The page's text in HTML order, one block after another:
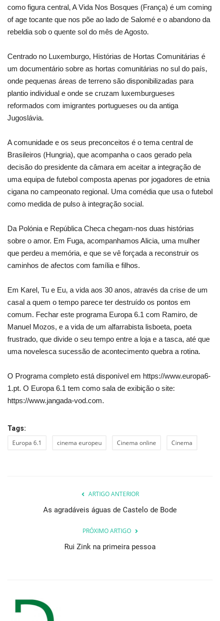
como figura central, A Vida Nos Bosques (França) é um coming
of age tocante que nos põe ao lado de Salomé e o abandono da
rebeldia sob o quente sol do mês de Agosto.
Centrado no Luxemburgo, Histórias de Hortas Comunitárias é
um documentário sobre as hortas comunitárias no sul do país,
onde pequenas áreas de terreno são disponibilizadas para
plantio individual e onde se cruzam luxemburgueses
reformados com imigrantes portugueses ou da antiga
Jugoslávia.
A comunidade e os seus preconceitos é o tema central de
Brasileiros (Hungria), que acompanha o caos gerado pela
decisão do presidente da câmara em aceitar a integração de
uma equipa de futebol composta apenas por jogadores de etnia
cigana no campeonato regional. Uma comédia que usa o futebol
como medida de pulso à integração social.
Da Polónia e República Checa chegam-nos duas histórias
sobre o amor. Em Fuga, acompanhamos Alicia, uma mulher
que perdeu a memória, e que se vê forçada a reconstruir os
caminhos de afectos com família e filhos.
Em Karel, Tu e Eu, a vida aos 30 anos, através da crise de um
casal a quem o tempo parece ter destruído os pontos em
comum. Fechar este programa Europa 6.1 com Ramiro, de
Manuel Mozos, e a vida de um alfarrabista lisboeta, poeta
frustrado, que divide o seu tempo entre a loja e a tasca, até que
uma novelesca sucessão de acontecimento quebra a rotina.
O Programa completo está disponível em https://www.europa6-
1.pt. O Europa 6.1 tem como sala de exibição o site:
https://www.jangada-vod.com.
Tags:
Europa 6.1 cinema europeu Cinema online Cinema
ARTIGO ANTERIOR
As agradáveis águas de Castelo de Bode
PRÓXIMO ARTIGO
Rui Zink na primeira pessoa